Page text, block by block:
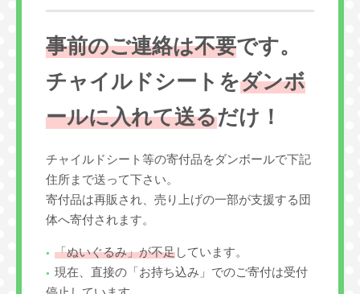
事前のご連絡は不要です。
チャイルドシートをダンボ
ールに入れて送るだけ！
チャイルドシート等の寄付品をダンボールで下記
住所まで送って下さい。
寄付品は再販され、売り上げの一部が支援する団
体へ寄付されます。
「ぬいぐるみ」が不足しています。
現在、直接の「お持ち込み」でのご寄付は受付